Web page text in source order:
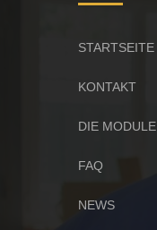
STARTSEITE
KONTAKT
DIE MODULE
FAQ
NEWS